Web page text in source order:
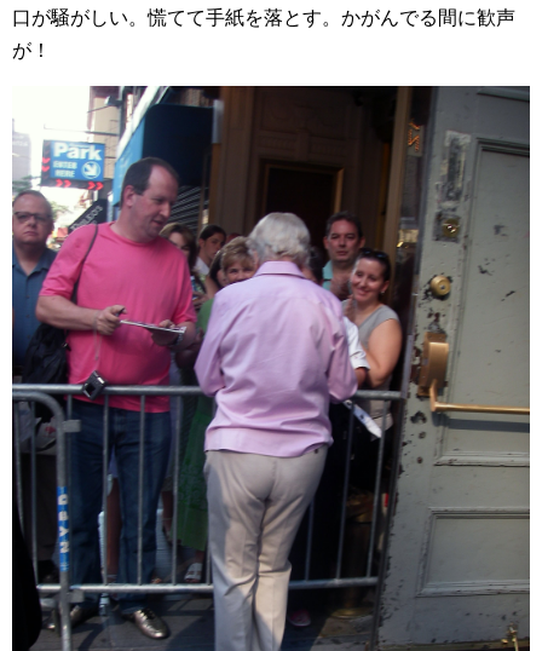
口が騒がしい。慌てて手紙を落とす。かがんでる間に歓声
が！